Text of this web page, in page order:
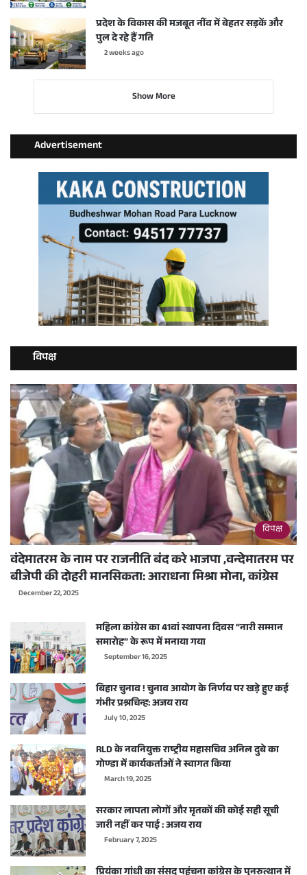
प्रदेश के विकास की मजबूत नींव में बेहतर सड़कें और
पुल दे रहे हैं गति
2 weeks ago
Show More
Advertisement
विपक्ष
विपक्ष
वंदेमातरम के नाम पर राजनीति बंद करे भाजपा ,वन्देमातरम पर
बीजेपी की दोहरी मानसिकता: आराधना मिश्रा मोना, कांग्रेस
December 22, 2025
महिला कांग्रेस का 41वां स्थापना दिवस “नारी सम्मान
समारोह” के रूप में मनाया गया
September 16, 2025
बिहार चुनाव ! चुनाव आयोग के निर्णय पर खड़े हुए कई
गंभीर प्रश्नचिन्ह: अजय राय
July 10, 2025
RLD के नवनियुक्त राष्ट्रीय महासचिव अनिल दुबे का
गोण्डा में कार्यकर्ताओं ने स्वागत किया
March 19, 2025
सरकार लापता लोगों और मृतकों की कोई सही सूची
जारी नहीं कर पाई : अजय राय
February 7, 2025